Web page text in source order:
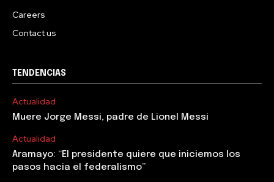
Careers
Contact us
TENDENCIAS
Actualidad
Muere Jorge Messi, padre de Lionel Messi
Actualidad
Aramayo: “El presidente quiere que iniciemos los
pasos hacia el federalismo”